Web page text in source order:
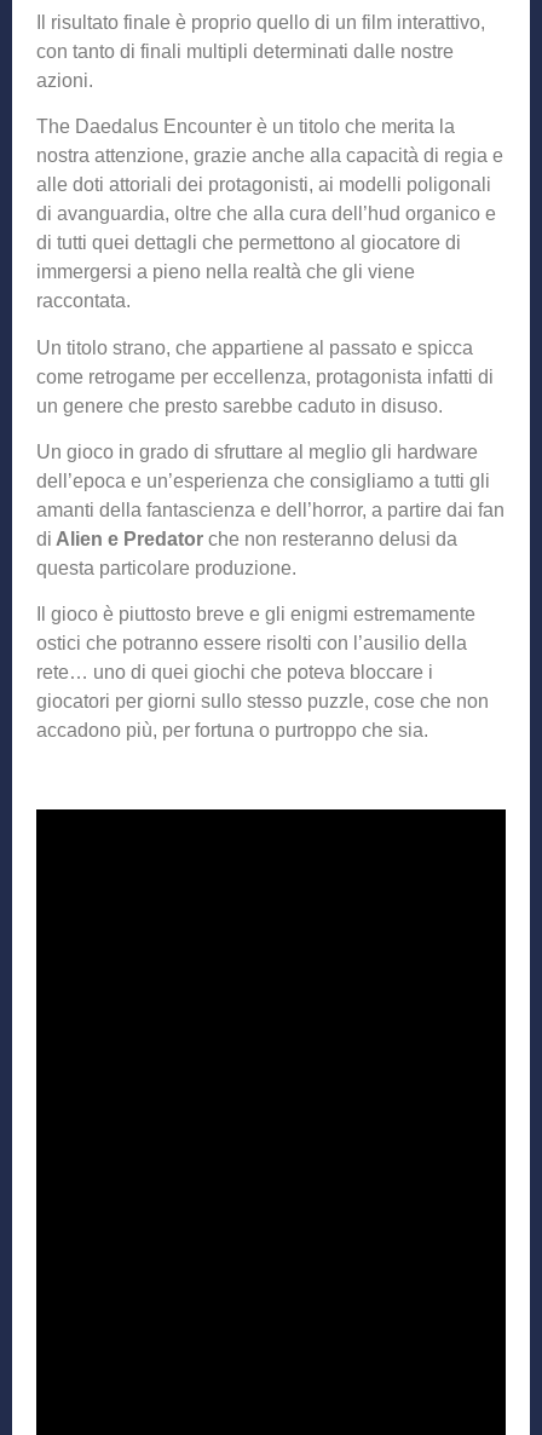
Il risultato finale è proprio quello di un film interattivo,
con tanto di finali multipli determinati dalle nostre
azioni.
The Daedalus Encounter è un titolo che merita la
nostra attenzione, grazie anche alla capacità di regia e
alle doti attoriali dei protagonisti, ai modelli poligonali
di avanguardia, oltre che alla cura dell’hud organico e
di tutti quei dettagli che permettono al giocatore di
immergersi a pieno nella realtà che gli viene
raccontata.
Un titolo strano, che appartiene al passato e spicca
come retrogame per eccellenza, protagonista infatti di
un genere che presto sarebbe caduto in disuso.
Un gioco in grado di sfruttare al meglio gli hardware
dell’epoca e un’esperienza che consigliamo a tutti gli
amanti della fantascienza e dell’horror, a partire dai fan
di Alien e Predator che non resteranno delusi da
questa particolare produzione.
Il gioco è piuttosto breve e gli enigmi estremamente
ostici che potranno essere risolti con l’ausilio della
rete… uno di quei giochi che poteva bloccare i
giocatori per giorni sullo stesso puzzle, cose che non
accadono più, per fortuna o purtroppo che sia.